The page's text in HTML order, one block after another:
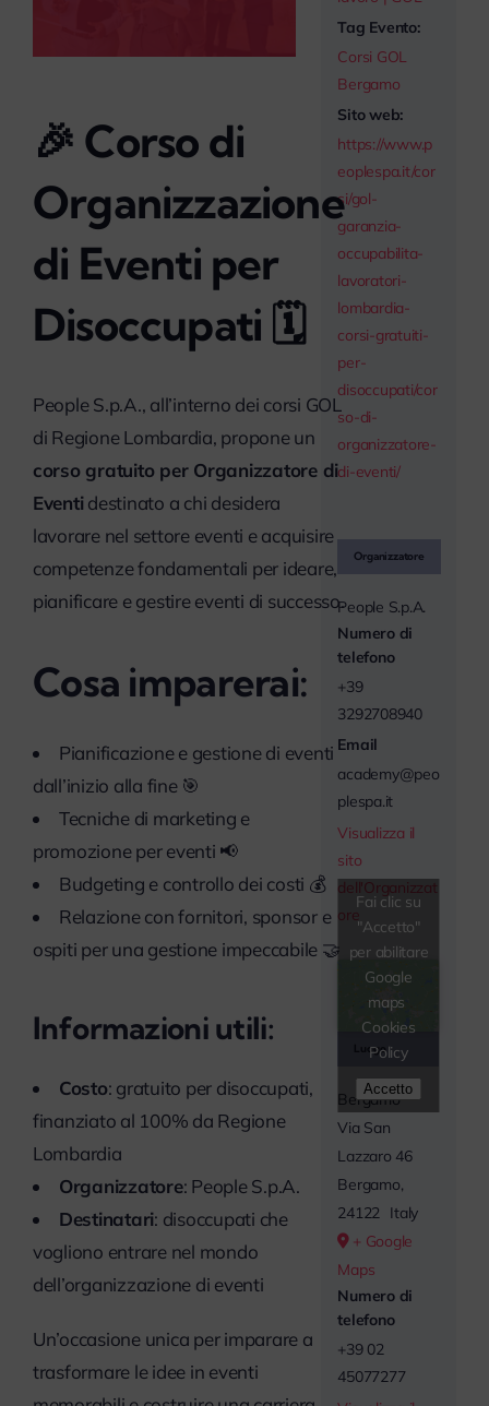
myPeople
🎉 Corso di
Organizzazione
di Eventi per
Disoccupati 🗓️
People S.p.A., all’interno dei corsi GOL
di Regione Lombardia, propone un
corso gratuito per Organizzatore di
Eventidestinato a chi desidera
lavorare nel settore eventi e acquisire
competenze fondamentali per ideare,
pianificare e gestire eventi di successo.
Cosa imparerai:
Pianificazione e gestione di eventi
dall’inizio alla fine 🎯
Tecniche di marketing e
promozione per eventi 📢
Budgeting e controllo dei costi 💰
Relazione con fornitori, sponsor e
ospiti per una gestione impeccabile 🤝
Informazioni utili:
Costo: gratuito per disoccupati,
finanziato al 100% da Regione
Lombardia
Organizzatore: People S.p.A.
Destinatari: disoccupati che
vogliono entrare nel mondo
dell’organizzazione di eventi
Un’occasione unica per imparare a
trasformare le idee in eventi
Tag Evento:
Corsi GOL
Bergamo
Sito web:
https://www.p
eoplespa.it/cor
si/gol-
garanzia-
occupabilita-
lavoratori-
lombardia-
corsi-gratuiti-
per-
disoccupati/cor
so-di-
organizzatore-
di-eventi/
Organizzatore
People S.p.A.
Numero di
telefono
+39
3292708940
Email
academy@peo
plespa.it
Visualizza il
sito
dell'Organizzat
ore
Luogo
Bergamo
Via San
Lazzaro 46
Bergamo,
24122 Italy
+ Google
Maps
Numero di
telefono
+39 02
45077277
Fai clic su
"Accetto"
per abilitare
Google
maps
Cookies
Policy
Accetto